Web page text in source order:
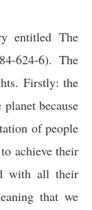
entitled The
624-6). The
Firstly: the
because
of people
achieve their
with all their
that we